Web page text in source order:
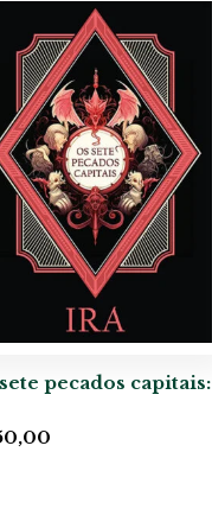
pecados capitais: